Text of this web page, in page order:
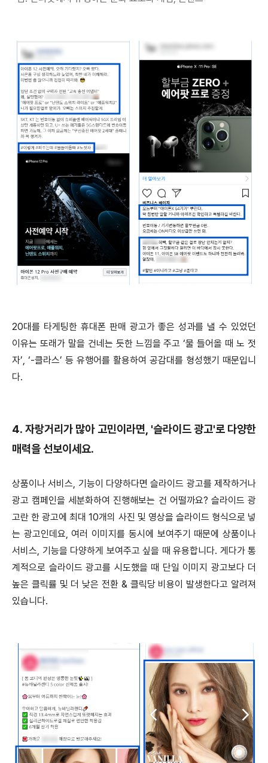
20대를 타게팅한 휴대폰 판매 광고가 좋은 성과를 낼 수 있었던
이유는 또래가 말을 건네는 듯한 느낌을 주고 ‘물 들어올 때 노 젓
자’, ‘-클라스’ 등 유행어를 활용하여 공감대를 형성했기 때문입니
다.
4. 자랑거리가 많아 고민이라면, '슬라이드 광고'로 다양한
매력을 선보이세요.
상품이나 서비스, 기능이 다양하다면 슬라이드 광고를 제작하거나
광고 캠페인을 세분화하여 진행해보는 건 어떨까요? 슬라이드 광
고란 한 광고에 최대 10개의 사진 및 영상을 슬라이드 형식으로 넣
는 광고인데요, 여러 이미지를 동시에 보여주기 때문에 상품이나
서비스, 기능을 다양하게 보여주고 싶을 때 유용합니다. 게다가 통
계적으로 슬라이드 광고를 시도했을 때 단일 이미지 광고보다 더
높은 클릭률 및 더 낮은 전환 & 클릭당 비용이 발생한다고 알려져
있습니다.